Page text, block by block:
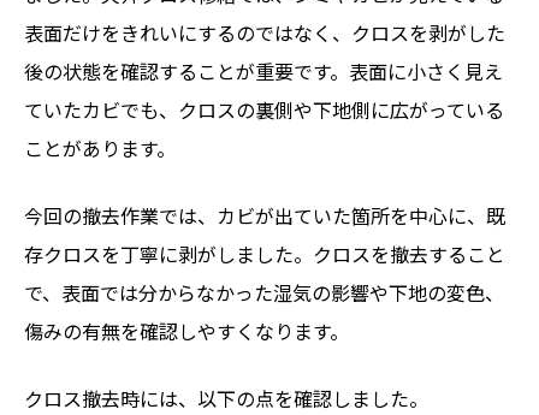
表面だけをきれいにするのではなく、クロスを剥がした
後の状態を確認することが重要です。表面に小さく見え
ていたカビでも、クロスの裏側や下地側に広がっている
ことがあります。
今回の撤去作業では、カビが出ていた箇所を中心に、既
存クロスを丁寧に剥がしました。クロスを撤去すること
で、表面では分からなかった湿気の影響や下地の変色、
傷みの有無を確認しやすくなります。
クロス撤去時には、以下の点を確認しました。